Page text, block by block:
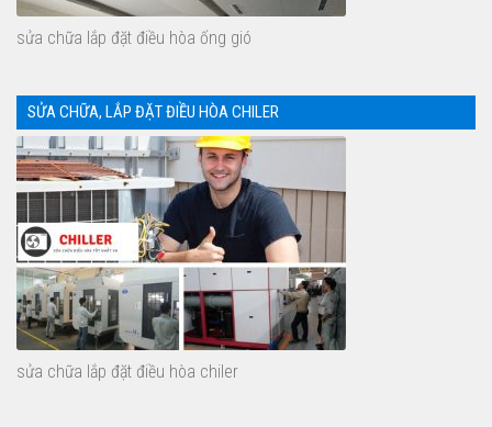
sửa chữa lắp đặt điều hòa ống gió
SỬA CHỮA, LẮP ĐẶT ĐIỀU HÒA CHILER
sửa chữa lắp đặt điều hòa chiler